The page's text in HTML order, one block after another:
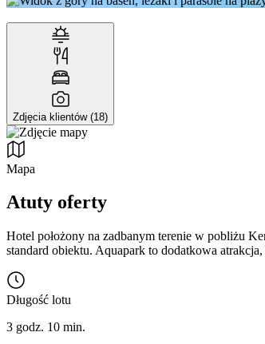
Zdjęcia klientów (18)
Mapa
Atuty oferty
Hotel położony na zadbanym terenie w pobliżu
standard obiektu. Aquapark to dodatkowa
Długość lotu
3 godz. 10 min.